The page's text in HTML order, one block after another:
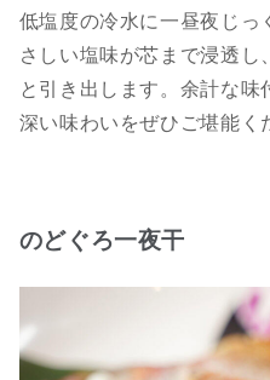
低塩度の冷水に一昼夜じっ
さしい塩味が芯まで浸透し
と引き出します。余計な
深い味わいをぜひご堪能く
のどぐろ一夜干